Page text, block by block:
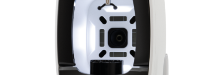
ASSISTÊNCIA TÉCNICA
CONTACTOS